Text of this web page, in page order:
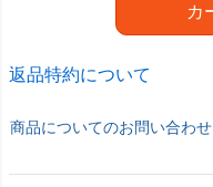
カ
返品特約について
商品についてのお問い合わせ